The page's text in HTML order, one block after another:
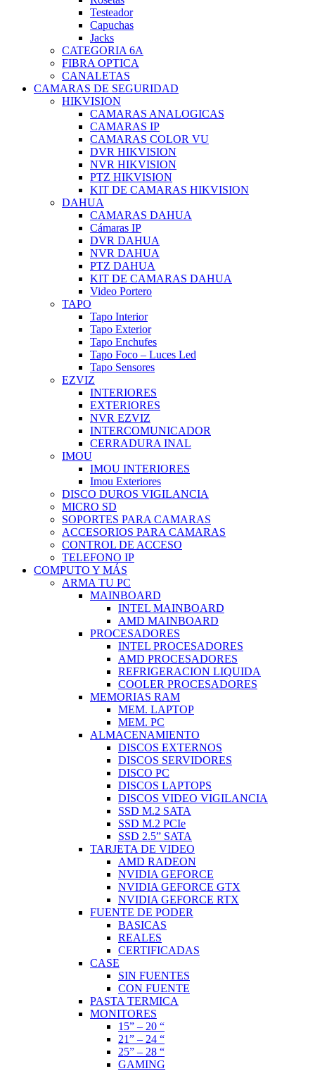
Testeador
Capuchas
Jacks
CATEGORIA 6A
FIBRA OPTICA
CANALETAS
CAMARAS DE SEGURIDAD
HIKVISION
CAMARAS ANALOGICAS
CAMARAS IP
CAMARAS COLOR VU
DVR HIKVISION
NVR HIKVISION
PTZ HIKVISION
KIT DE CAMARAS HIKVISION
DAHUA
CAMARAS DAHUA
Cámaras IP
DVR DAHUA
NVR DAHUA
PTZ DAHUA
KIT DE CAMARAS DAHUA
Video Portero
TAPO
Tapo Interior
Tapo Exterior
Tapo Enchufes
Tapo Foco – Luces Led
Tapo Sensores
EZVIZ
INTERIORES
EXTERIORES
NVR EZVIZ
INTERCOMUNICADOR
CERRADURA INAL
IMOU
IMOU INTERIORES
Imou Exteriores
DISCO DUROS VIGILANCIA
MICRO SD
SOPORTES PARA CAMARAS
ACCESORIOS PARA CAMARAS
CONTROL DE ACCESO
TELEFONO IP
COMPUTO Y MÁS
ARMA TU PC
MAINBOARD
INTEL MAINBOARD
AMD MAINBOARD
PROCESADORES
INTEL PROCESADORES
AMD PROCESADORES
REFRIGERACION LIQUIDA
COOLER PROCESADORES
MEMORIAS RAM
MEM. LAPTOP
MEM. PC
ALMACENAMIENTO
DISCOS EXTERNOS
DISCOS SERVIDORES
DISCO PC
DISCOS LAPTOPS
DISCOS VIDEO VIGILANCIA
SSD M.2 SATA
SSD M.2 PCIe
SSD 2.5” SATA
TARJETA DE VIDEO
AMD RADEON
NVIDIA GEFORCE
NVIDIA GEFORCE GTX
NVIDIA GEFORCE RTX
FUENTE DE PODER
BASICAS
REALES
CERTIFICADAS
CASE
SIN FUENTES
CON FUENTE
PASTA TERMICA
MONITORES
15” – 20 “
21” – 24 “
25” – 28 “
GAMING